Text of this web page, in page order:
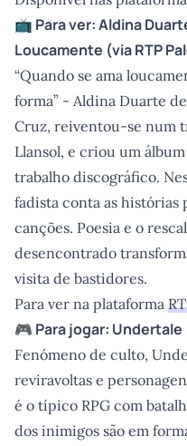
📺 Para ver:Aldina
Loucamente (viaRTP
“Quando se ama
forma” - Aldina Duarte
Cruz, reiventou-se num
Llansol, e criou um
trabalho discográfico.
fadista conta as histórias
canções. Poesia e o
desencontrado
visita de bastidores.
Para ver na plataforma
🎮 Para jogar: Undertale
Fenómeno de culto,
reviravoltas e
é o típico RPG com
dos inimigos são em